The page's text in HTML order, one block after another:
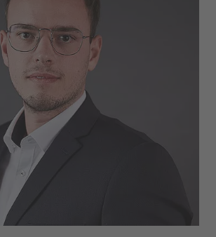
IHNEN HELFEN?